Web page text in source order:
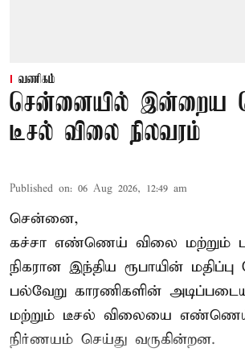
வணிகம்
சென்னையில் இன்றைய
டீசல் விலை நிலவரம்
Published on: 06 Aug 2026, 12:49 am
சென்னை,
கச்சா எண்ணெய் விலை மற்றும்
நிகரான இந்திய ரூபாயின்
பல்வேறு காரணிகளின்
மற்றும் டீசல் விலையை
நிர்ணயம் செய்து வருகின்றன.